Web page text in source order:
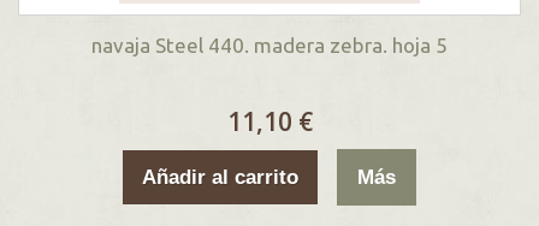
navaja Steel 440. madera zebra. hoja 5
11,10 €
Añadir al carrito Más